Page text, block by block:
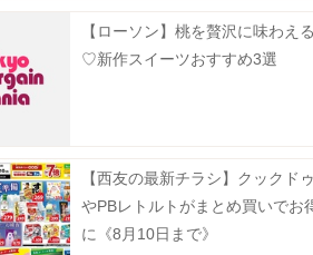
【ローソン】桃を贅沢に味わえる
♡新作スイーツおすすめ3選
【西友の最新チラシ】クックドゥ
やPBレトルトがまとめ買いでお
に《8月10日まで》